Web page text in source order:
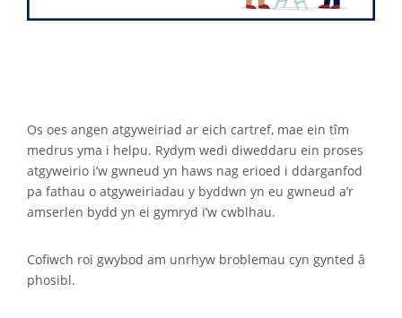
Os oes angen atgyweiriad ar eich cartref, mae ein tîm
medrus yma i helpu. Rydym wedi diweddaru ein proses
atgyweirio i’w gwneud yn haws nag erioed i ddarganfod
pa fathau o atgyweiriadau y byddwn yn eu gwneud a’r
amserlen bydd yn ei gymryd i’w cwblhau.
Cofiwch roi gwybod am unrhyw broblemau cyn gynted â
phosibl.